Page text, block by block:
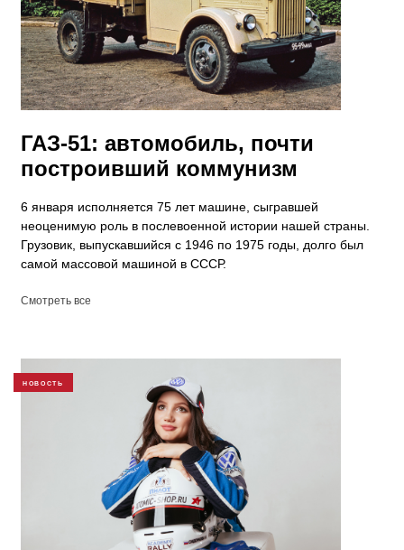
ГАЗ-51: автомобиль, почти
построивший коммунизм
6 января исполняется 75 лет машине, сыгравшей
неоценимую роль в послевоенной истории нашей страны.
Грузовик, выпускавшийся с 1946 по 1975 годы, долго был
самой массовой машиной в СССР.
Смотреть все
НОВОСТЬ